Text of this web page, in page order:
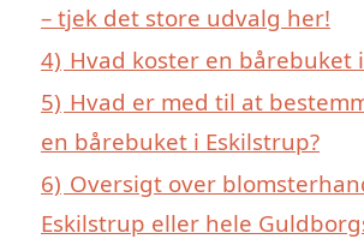
– tjek det store udvalg her!
4) Hvad koster en bårebuket
5) Hvad er med til at
en bårebuket i Eskilstrup?
6) Oversigt over
Eskilstrup eller hele